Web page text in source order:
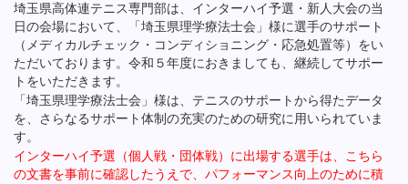
埼玉県高体連テニス専門部は、インターハイ予選・新人大会の当
日の会場において、「埼玉県理学療法士会」様に選手のサポート
（メディカルチェック・コンディショニング・応急処置等）をい
ただいております。令和５年度におきましても、継続してサポー
トをいただきます。
「埼玉県理学療法士会」様は、テニスのサポートから得たデータ
を、さらなるサポート体制の充実のための研究に用いられていま
す。
インターハイ予選（個人戦・団体戦）に出場する選手は、こちら
の文書を事前に確認したうえで、パフォーマンス向上のために積